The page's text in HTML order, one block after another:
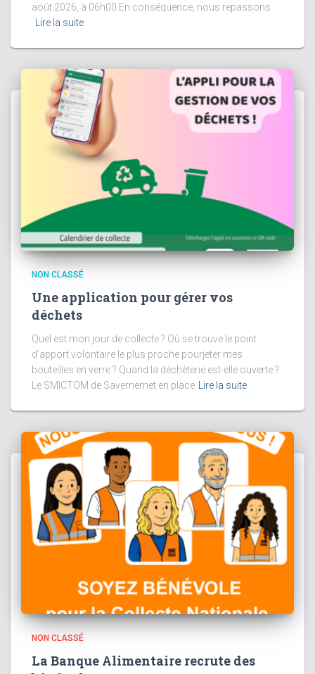
août 2026, à 06h00.En conséquence, nous repassons
Lire la suite
NON CLASSÉ
Une application pour gérer vos
déchets
Quel est mon jour de collecte ? Où se trouve le point
d’apport volontaire le plus proche pourjeter mes
bouteilles en verre ? Quand la déchèterie est-elle ouverte ?
Le SMICTOM de Savernemet en place Lire la suite
NON CLASSÉ
La Banque Alimentaire recrute des